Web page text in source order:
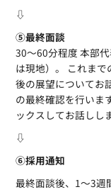
⇩
⑤最終面談
30〜60分程度 本部
は現地）。 これま
後の展望についてお
の最終確認を行いま
ックスしてお話しし
⇩
⑥採用通知
最終面談後、1〜3週